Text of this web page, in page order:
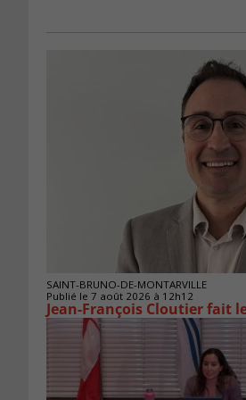
SAINT-BRUNO-DE-MONTARVILLE
Publié le 7 août 2026 à 12h12
Jean-François Cloutier fait